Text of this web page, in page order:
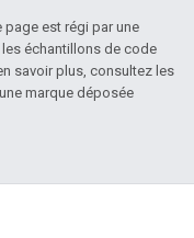
est régi par une
les échantillons de code
savoir plus, consultez les
marque déposée